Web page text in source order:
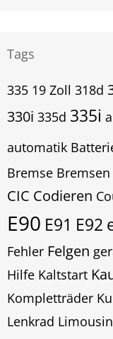
Tags
335 19 Zoll 318d
330i 335d 335i
automatik
Bremse Bremsen
CIC Codieren
E90 E91 E92
Fehler Felgen
Hilfe Kaltstart
Kompletträder
Lenkrad